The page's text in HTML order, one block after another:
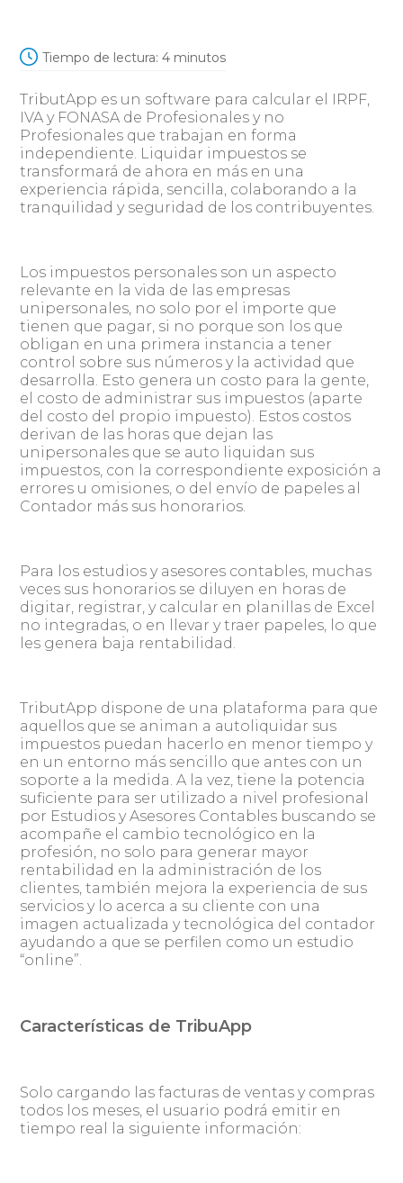
Tiempo de lectura: 4 minutos
TributApp es un software para calcular el IRPF,
IVA y FONASA de Profesionales y no
Profesionales que trabajan en forma
independiente. Liquidar impuestos se
transformará de ahora en más en una
experiencia rápida, sencilla, colaborando a la
tranquilidad y seguridad de los contribuyentes.
Los impuestos personales son un aspecto
relevante en la vida de las empresas
unipersonales, no solo por el importe que
tienen que pagar, si no porque son los que
obligan en una primera instancia a tener
control sobre sus números y la actividad que
desarrolla. Esto genera un costo para la gente,
el costo de administrar sus impuestos (aparte
del costo del propio impuesto). Estos costos
derivan de las horas que dejan las
unipersonales que se auto liquidan sus
impuestos, con la correspondiente exposición a
errores u omisiones, o del envío de papeles al
Contador más sus honorarios.
Para los estudios y asesores contables, muchas
veces sus honorarios se diluyen en horas de
digitar, registrar, y calcular en planillas de Excel
no integradas, o en llevar y traer papeles, lo que
les genera baja rentabilidad.
TributApp dispone de una plataforma para que
aquellos que se animan a autoliquidar sus
impuestos puedan hacerlo en menor tiempo y
en un entorno más sencillo que antes con un
soporte a la medida. A la vez, tiene la potencia
suficiente para ser utilizado a nivel profesional
por Estudios y Asesores Contables buscando se
acompañe el cambio tecnológico en la
profesión, no solo para generar mayor
rentabilidad en la administración de los
clientes, también mejora la experiencia de sus
servicios y lo acerca a su cliente con una
imagen actualizada y tecnológica del contador
ayudando a que se perfilen como un estudio
“online”.
Características de TribuApp
Solo cargando las facturas de ventas y compras
todos los meses, el usuario podrá emitir en
tiempo real la siguiente información: